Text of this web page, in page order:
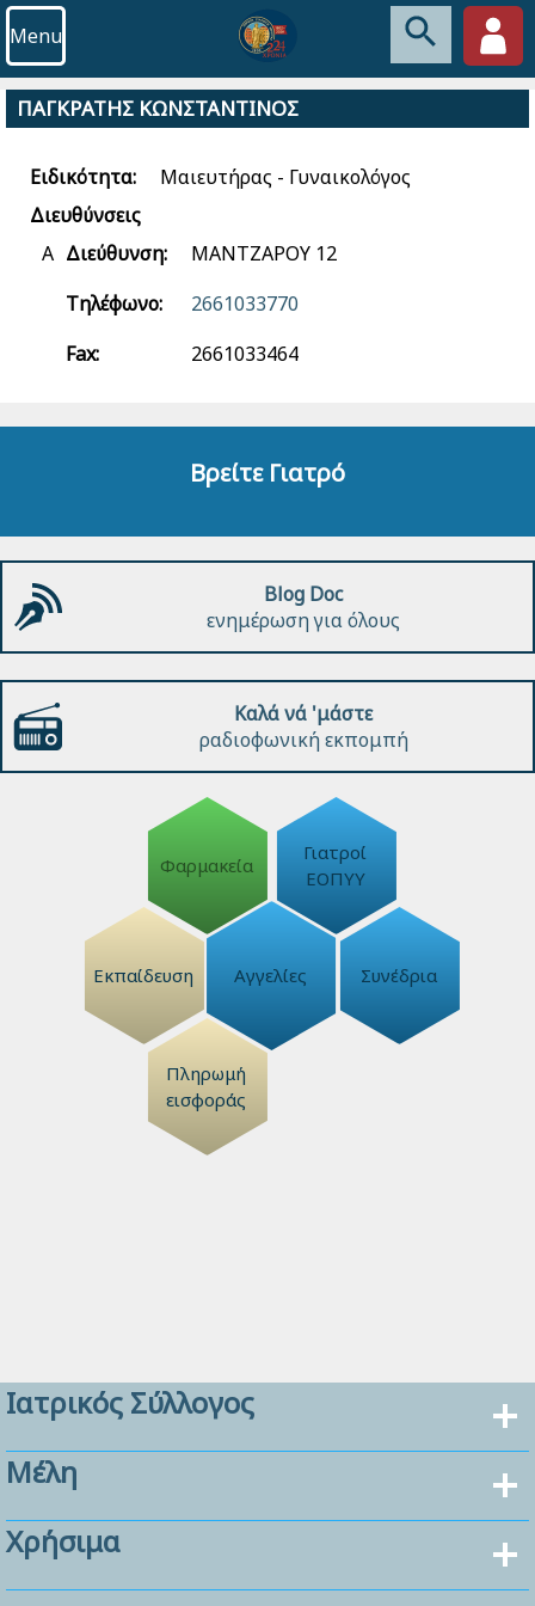
Menu
ΠΑΓΚΡΑΤΗΣ ΚΩΝΣΤΑΝΤΙΝΟΣ
Ειδικότητα:
Μαιευτήρας - Γυναικολόγος
Διευθύνσεις
Α Διεύθυνση:
ΜΑΝΤΖΑΡΟΥ 12
Τηλέφωνο:
2661033770
Fax:
2661033464
Βρείτε Γιατρό
Blog Doc
ενημέρωση για όλους
Καλά νά 'μάστε
ραδιοφωνική εκπομπή
Φαρμακεία
Γιατροί
ΕΟΠΥΥ
Εκπαίδευση Αγγελίες Συνέδρια
Πληρωμή
εισφοράς
Ιατρικός Σύλλογος
Μέλη
Χρήσιμα